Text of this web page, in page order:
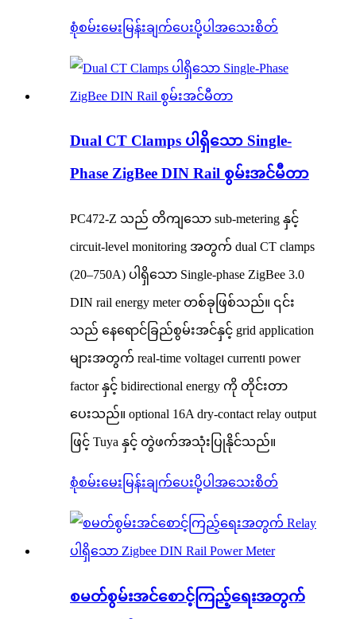
စုံစမ်းမေးမြန်းချက်ပေးပို့ပါ အသေးစိတ်
Dual CT Clamps ပါရှိသော Single-
Phase ZigBee DIN Rail စွမ်းအင်မီတာ
PC472-Z သည် တိကျသော sub-metering နှင့်
circuit-level monitoring အတွက် dual CT clamps
(20–750A) ပါရှိသော Single-phase ZigBee 3.0
DIN rail energy meter တစ်ခုဖြစ်သည်။ ၎င်း
သည် နေရောင်ခြည်စွမ်းအင်နှင့် grid application
များအတွက် real-time voltage၊ current၊ power
factor နှင့် bidirectional energy ကို တိုင်းတာ
ပေးသည်။ optional 16A dry-contact relay output
ဖြင့် Tuya နှင့် တွဲဖက်အသုံးပြုနိုင်သည်။
စုံစမ်းမေးမြန်းချက်ပေးပို့ပါ အသေးစိတ်
စမတ်စွမ်းအင်စောင့်ကြည့်ရေးအတွက်